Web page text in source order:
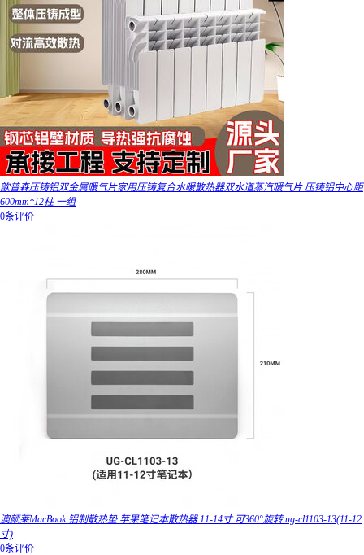
歆普森压铸铝双金属暖气片家用压铸复合水暖散热器双水道蒸汽暖气片 压铸铝中心距
600mm*12柱 一组
0条评价
澳颜莱MacBook 铝制散热垫 苹果笔记本散热器 11-14寸 可360°旋转 ug-cl1103-13(11-12
寸)
0条评价